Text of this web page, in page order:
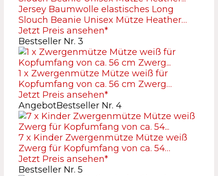
Jersey Baumwolle elastisches Long
Slouch Beanie Unisex Mütze Heather…
Jetzt Preis ansehen*
Bestseller Nr. 3
1 x Zwergenmütze Mütze weiß für
Kopfumfang von ca. 56 cm Zwerg…
Jetzt Preis ansehen*
AngebotBestseller Nr. 4
7 x Kinder Zwergenmütze Mütze weiß
Zwerg für Kopfumfang von ca. 54…
Jetzt Preis ansehen*
Bestseller Nr. 5